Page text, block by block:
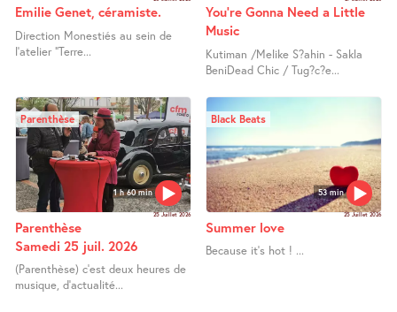
Emilie Genet, céramiste.
Direction Monestiés au sein de
l’atelier "Terre...
You’re Gonna Need a Little
Music
Kutiman /Melike S?ahin - Sakla
BeniDead Chic / Tug?c?e...
1 h 60 min
Parenthèse
25 Juillet 2026
Parenthèse
Samedi 25 juil. 2026
(Parenthèse) c’est deux heures de
musique, d’actualité...
53 min
Black Beats
25 Juillet 2026
Summer love
Because it’s hot ! ...